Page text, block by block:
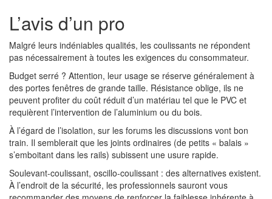
L’avis d’un pro
Malgré leurs indéniables qualités, les coulissants ne répondent
pas nécessairement à toutes les exigences du consommateur.
Budget serré ? Attention, leur usage se réserve généralement à
des portes fenêtres de grande taille. Résistance oblige, ils ne
peuvent profiter du coût réduit d’un matériau tel que le PVC et
requièrent l’intervention de l’aluminium ou du bois.
À l’égard de l’isolation, sur les forums les discussions vont bon
train. Il semblerait que les joints ordinaires (de petits « balais »
s’emboitant dans les rails) subissent une usure rapide.
Soulevant-coulissant, oscillo-coulissant : des alternatives existent.
À l’endroit de la sécurité, les professionnels sauront vous